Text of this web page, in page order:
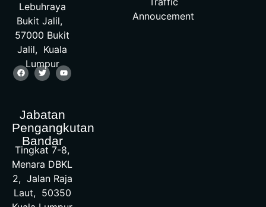
Lebuhraya
Bukit Jalil,
57000 Bukit
Jalil, Kuala
Lumpur
Jabatan
Pengangkutan
Bandar
Tingkat 7-8,
Menara DBKL
2, Jalan Raja
Laut, 50350
Annoucement